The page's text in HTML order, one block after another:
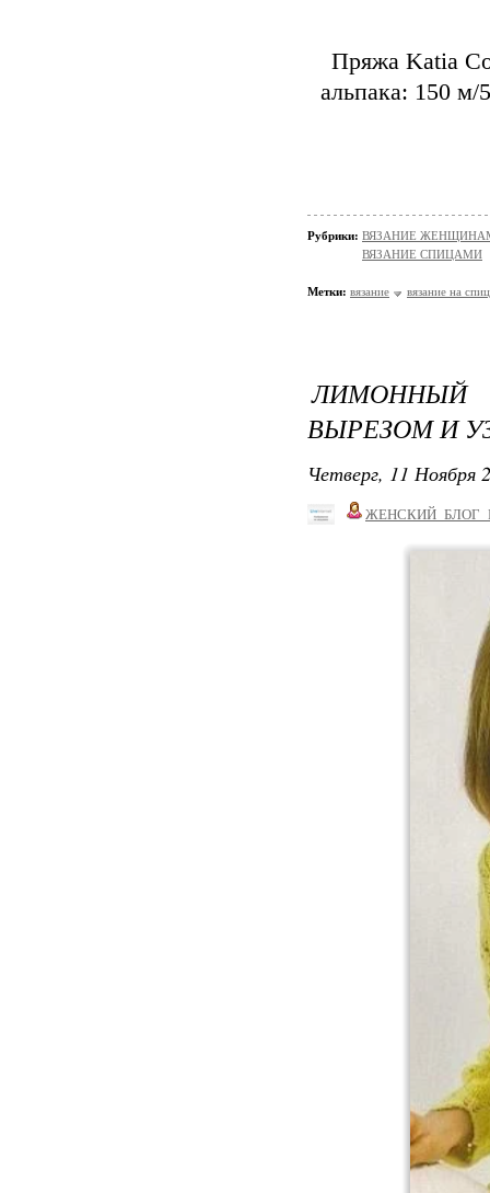
Пряжа Katia
альпака: 150 м/
Рубрики: ВЯЗАНИЕ ЖЕНЩИНАМ/
ВЯЗАНИЕ СПИЦАМИ
Метки: вязание вязание на
ВЫРЕЗОМ И
Четверг, 11 Ноября